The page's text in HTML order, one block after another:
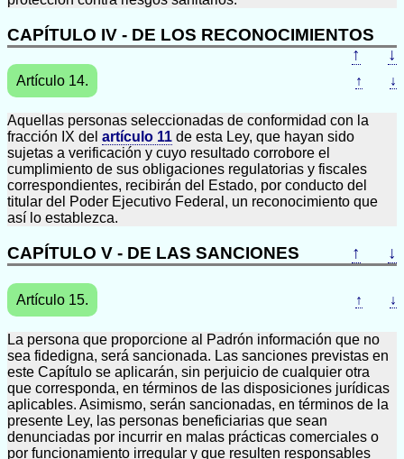
CAPÍTULO IV - DE LOS RECONOCIMIENTOS
↑
↓
Artículo 14. ↑ ↓
Aquellas personas seleccionadas de conformidad con la
fracción IX del artículo 11 de esta Ley, que hayan sido
sujetas a verificación y cuyo resultado corrobore el
cumplimiento de sus obligaciones regulatorias y fiscales
correspondientes, recibirán del Estado, por conducto del
titular del Poder Ejecutivo Federal, un reconocimiento que
así lo establezca.
CAPÍTULO V - DE LAS SANCIONES ↑ ↓
Artículo 15. ↑ ↓
La persona que proporcione al Padrón información que no
sea fidedigna, será sancionada. Las sanciones previstas en
este Capítulo se aplicarán, sin perjuicio de cualquier otra
que corresponda, en términos de las disposiciones jurídicas
aplicables. Asimismo, serán sancionadas, en términos de la
presente Ley, las personas beneficiarias que sean
denunciadas por incurrir en malas prácticas comerciales o
por funcionamiento irregular y que resulten responsables